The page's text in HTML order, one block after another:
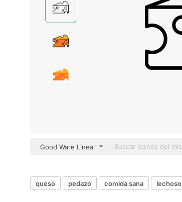
Good Ware Lineal
queso pedazo comida sana lechoso